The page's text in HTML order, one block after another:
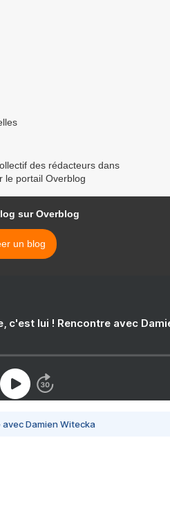
des rédacteurs dans
le portail Overblog
sur Overblog
un blog
c'est lui ! Rencontre avec
Damien Witecka